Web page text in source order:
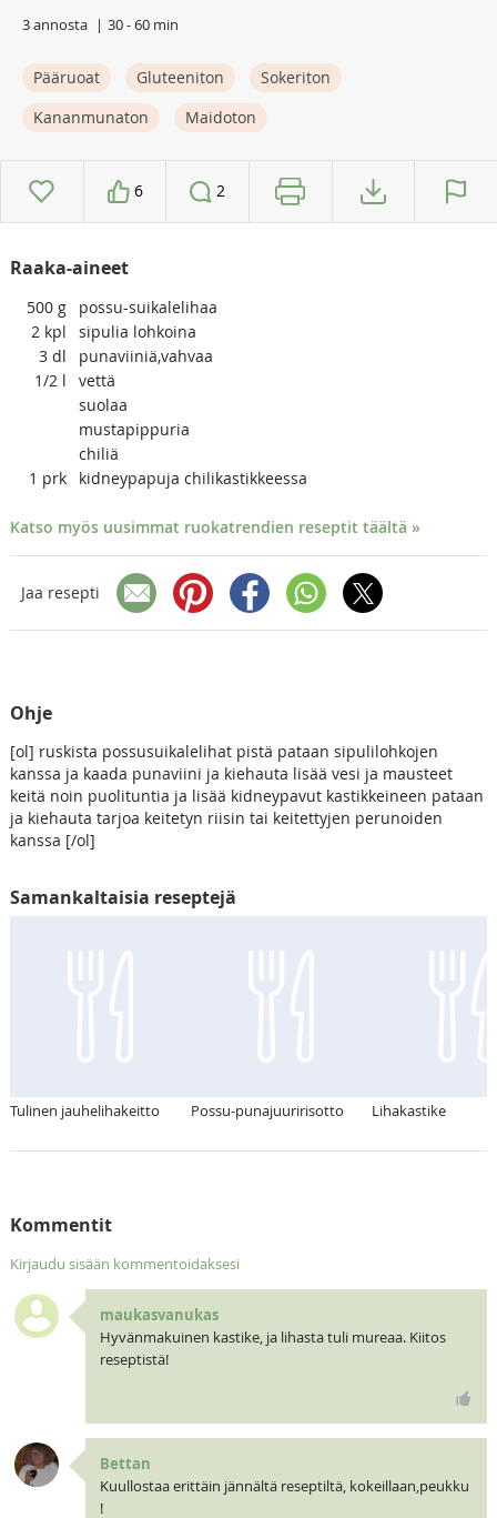
3 annosta 30 - 60 min
Pääruoat Gluteeniton
Sokeriton
Kananmunaton
Maidoton
6 2
Raaka-aineet
500 g
possu-suikalelihaa
2 kpl
sipulia lohkoina
3 dl
punaviiniä,vahvaa
1/2 l
vettä
suolaa
mustapippuria
chiliä
1 prk kidneypapuja chilikastikkeessa
Katso myös uusimmat ruokatrendien reseptit täältä »
Jaa resepti
Ohje
[ol] ruskista possusuikalelihat pistä pataan sipulilohkojen
kanssa ja kaada punaviini ja kiehauta lisää vesi ja mausteet
keitä noin puolituntia ja lisää kidneypavut kastikkeineen pataan
ja kiehauta tarjoa keitetyn riisin tai keitettyjen perunoiden
kanssa [/ol]
Samankaltaisia reseptejä
Tulinen jauhelihakeitto Possu-punajuuririsotto Lihakastike
Kommentit
Kirjaudu sisään kommentoidaksesi
maukasvanukas
Hyvänmakuinen kastike, ja lihasta tuli mureaa. Kiitos
reseptistä!
Bettan
Kuullostaa erittäin jännältä reseptiltä, kokeillaan,peukku
!